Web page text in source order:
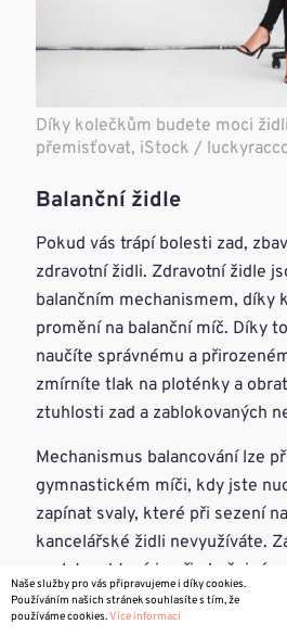
Díky kolečkům budete moci
přemisťovat, iStock /
Balanční židle
Pokud vás trápí bolesti zad,
zdravotní židli. Zdravotní židle
balančním mechanismem, díky
promění na balanční míč. Díky
naučíte správnému a
zmírníte tlak na ploténky a
ztuhlosti zad a zablokovaných
Mechanismus balancování lze
gymnastickém míči, kdy jste
zapínat svaly, které při sezení
kancelářské židli nevyužíváte.
svalstvo, které je při
Balancováním posílíte i břišní
ergonomický tvar sedáku
Naše služby pro vás připravujeme i díky cookies.
Používáním našich stránek souhlasíte s tím, že
používáme cookies.Více informací